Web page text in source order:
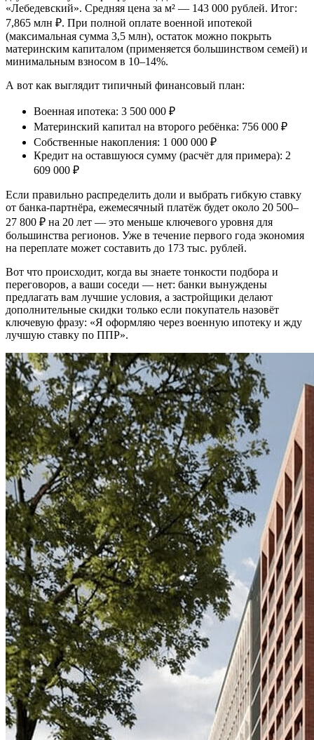
«Лебедевский». Средняя цена за м² — 143 000 рублей. Итог:
7,865 млн ₽. При полной оплате военной ипотекой
(максимальная сумма 3,5 млн), остаток можно покрыть
материнским капиталом (применяется большинством семей) и
минимальным взносом в 10–14%.
А вот как выглядит типичный финансовый план:
Военная ипотека: 3 500 000 ₽
Материнский капитал на второго ребёнка: 756 000 ₽
Собственные накопления: 1 000 000 ₽
Кредит на оставшуюся сумму (расчёт для примера): 2
609 000 ₽
Если правильно распределить доли и выбрать гибкую ставку
от банка-партнёра, ежемесячный платёж будет около 20 500–
27 800 ₽ на 20 лет — это меньше ключевого уровня для
большинства регионов. Уже в течение первого года экономия
на переплате может составить до 173 тыс. рублей.
Вот что происходит, когда вы знаете тонкости подбора и
переговоров, а ваши соседи — нет: банки вынуждены
предлагать вам лучшие условия, а застройщики делают
дополнительные скидки только если покупатель назовёт
ключевую фразу: «Я оформляю через военную ипотеку и жду
лучшую ставку по ППР».